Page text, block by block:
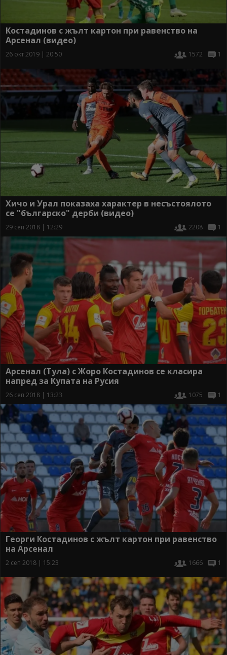
Костадинов с жълт картон при равенство на
Арсенал (видео)
26 окт 2019 | 20:50 1572 1
Хичо и Урал показаха характер в несъстоялото
се "българско" дерби (видео)
29 сеп 2018 | 12:29 2208 1
Арсенал (Тула) с Жоро Костадинов се класира
напред за Купата на Русия
26 сеп 2018 | 13:23 1075 1
Георги Костадинов с жълт картон при равенство
на Арсенал
2 сеп 2018 | 15:23 1666 1